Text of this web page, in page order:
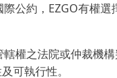
公約， EZGO有權選
權之法院或仲裁機
可執行性。